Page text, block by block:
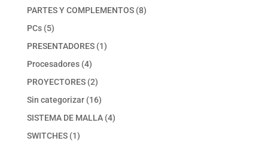
producto
PARTES Y COMPLEMENTOS 88
PCs 55
productos
PRESENTADORES 11
Procesadores 44
productos
PROYECTORES 22
productos
Sin categorizar 1616
productos
SISTEMA DE MALLA 44
SWITCHES 11